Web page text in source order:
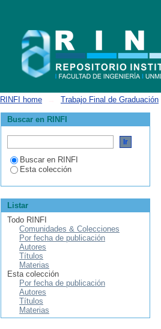
RINFI home Trabajo Final de Graduación
Buscar en RINFI
Buscar en RINFI
Esta colección
Listar
Todo RINFI
Comunidades & Colecciones
Por fecha de publicación
Autores
Títulos
Materias
Esta colección
Por fecha de publicación
Autores
Títulos
Materias